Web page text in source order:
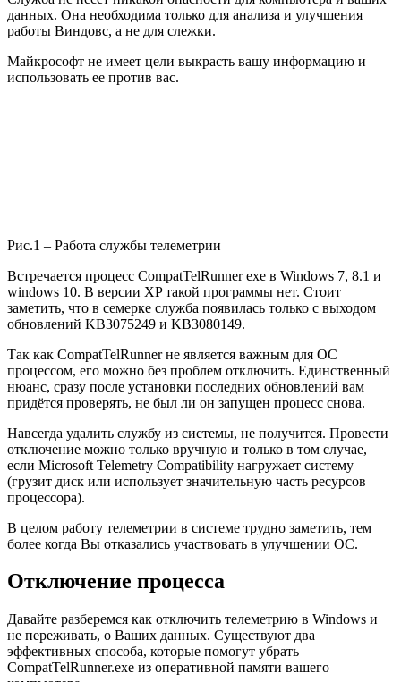
данных. Она необходима только для анализа и улучшения
работы Виндовс, а не для слежки.
Майкрософт не имеет цели выкрасть вашу информацию и
использовать ее против вас.
Рис.1 – Работа службы телеметрии
Встречается процесс CompatTelRunner exe в Windows 7, 8.1 и
windows 10. В версии XP такой программы нет. Стоит
заметить, что в семерке служба появилась только с выходом
обновлений KB3075249 и KB3080149.
Так как CompatTelRunner не является важным для ОС
процессом, его можно без проблем отключить. Единственный
нюанс, сразу после установки последних обновлений вам
придётся проверять, не был ли он запущен процесс снова.
Навсегда удалить службу из системы, не получится. Провести
отключение можно только вручную и только в том случае,
если Microsoft Telemetry Compatibility нагружает систему
(грузит диск или использует значительную часть ресурсов
процессора).
В целом работу телеметрии в системе трудно заметить, тем
более когда Вы отказались участвовать в улучшении ОС.
Отключение процесса
Давайте разберемся как отключить телеметрию в Windows и
не переживать, о Ваших данных. Существуют два
эффективных способа, которые помогут убрать
CompatTelRunner.exe из оперативной памяти вашего